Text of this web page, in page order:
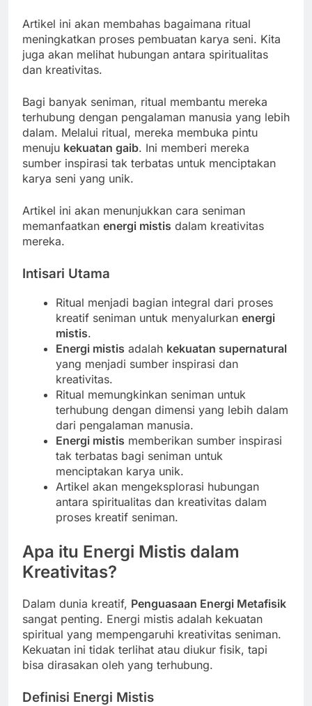
Artikel ini akan membahas bagaimana ritual
meningkatkan proses pembuatan karya seni. Kita
juga akan melihat hubungan antara spiritualitas
dan kreativitas.
Bagi banyak seniman, ritual membantu mereka
terhubung dengan pengalaman manusia yang lebih
dalam. Melalui ritual, mereka membuka pintu
menuju kekuatan gaib. Ini memberi mereka
sumber inspirasi tak terbatas untuk menciptakan
karya seni yang unik.
Artikel ini akan menunjukkan cara seniman
memanfaatkan energi mistis dalam kreativitas
mereka.
Intisari Utama
Ritual menjadi bagian integral dari proses
kreatif seniman untuk menyalurkan energi
mistis.
Energi mistis adalah kekuatan supernatural
yang menjadi sumber inspirasi dan
kreativitas.
Ritual memungkinkan seniman untuk
terhubung dengan dimensi yang lebih dalam
dari pengalaman manusia.
Energi mistis memberikan sumber inspirasi
tak terbatas bagi seniman untuk
menciptakan karya unik.
Artikel akan mengeksplorasi hubungan
antara spiritualitas dan kreativitas dalam
proses kreatif seniman.
Apa itu Energi Mistis dalam
Kreativitas?
Dalam dunia kreatif, Penguasaan Energi Metafisik
sangat penting. Energi mistis adalah kekuatan
spiritual yang mempengaruhi kreativitas seniman.
Kekuatan ini tidak terlihat atau diukur fisik, tapi
bisa dirasakan oleh yang terhubung.
Definisi Energi Mistis